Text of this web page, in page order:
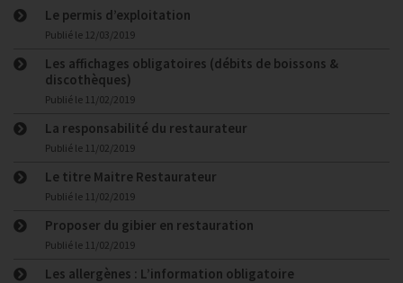
Le permis d’exploitation
Publié le 12/03/2019
Les affichages obligatoires (débits de boissons &
discothèques)
Publié le 11/02/2019
La responsabilité du restaurateur
Publié le 11/02/2019
Le titre Maitre Restaurateur
Publié le 11/02/2019
Proposer du gibier en restauration
Publié le 11/02/2019
Les allergènes : L’information obligatoire